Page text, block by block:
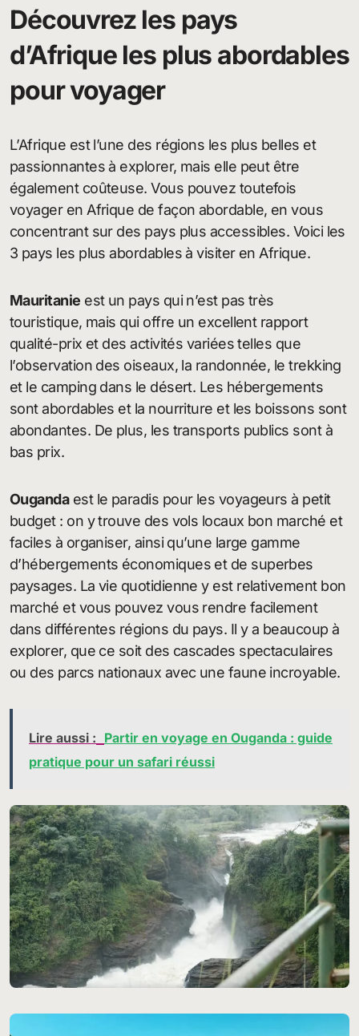
Découvrez les pays
d’Afrique les plus abordables
pour voyager
L’Afrique est l’une des régions les plus belles et
passionnantes à explorer, mais elle peut être
également coûteuse. Vous pouvez toutefois
voyager en Afrique de façon abordable, en vous
concentrant sur des pays plus accessibles. Voici les
3 pays les plus abordables à visiter en Afrique.
Mauritanie est un pays qui n’est pas très
touristique, mais qui offre un excellent rapport
qualité-prix et des activités variées telles que
l’observation des oiseaux, la randonnée, le trekking
et le camping dans le désert. Les hébergements
sont abordables et la nourriture et les boissons sont
abondantes. De plus, les transports publics sont à
bas prix.
Ougandaest le paradis pour les voyageurs à petit
budget : on y trouve des vols locaux bon marché et
faciles à organiser, ainsi qu’une large gamme
d’hébergements économiques et de superbes
paysages. La vie quotidienne y est relativement bon
marché et vous pouvez vous rendre facilement
dans différentes régions du pays. Il y a beaucoup à
explorer, que ce soit des cascades spectaculaires
ou des parcs nationaux avec une faune incroyable.
Lire aussi : Partir en voyage en Ouganda : guide
pratique pour un safari réussi